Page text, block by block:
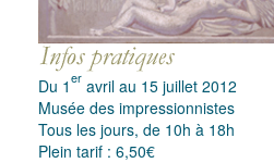
Du 1er avril au 15 juillet 2012
Musée des impressionnistes
Tous les jours, de 10h à 18h
Plein tarif : 6,50€